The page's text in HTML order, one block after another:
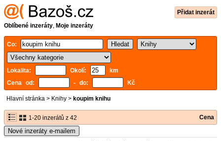
Přidat inzerát
Oblíbené inzeráty, Moje inzeráty
Co:
Lokalita: Okolí:
km
Cena od:
- do: Kč
Hlavní stránka > Knihy > koupim knihu
1-20 inzerátů z 42 Cena
Nové inzeráty e-mailem